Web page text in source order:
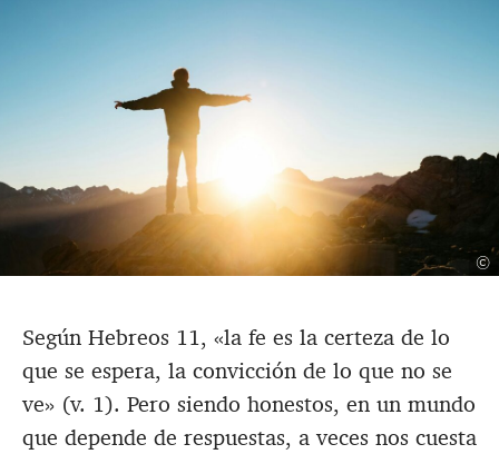
©
Según Hebreos 11, «la fe es la certeza de lo
que se espera, la convicción de lo que no se
ve» (v. 1). Pero siendo honestos, en un mundo
que depende de respuestas, a veces nos cuesta